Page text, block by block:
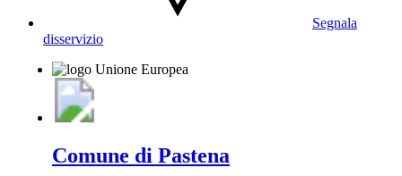
Segnala
disservizio
Comune di Pastena